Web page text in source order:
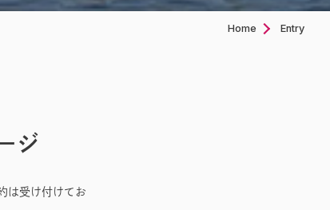
Home Entry
ジ
は受け付けてお